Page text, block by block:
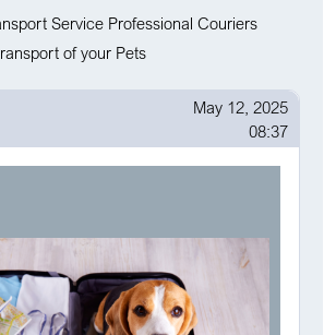
Service Professional Couriers
of your Pets
May 12, 2025
08:37